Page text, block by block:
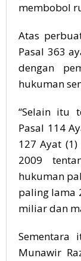
membobol
Atas
Pasal 363
dengan
hukuman
“Selain itu
Pasal 114
127 Ayat
2009
hukuman
paling lama
miliar dan
Sementara
Munawir